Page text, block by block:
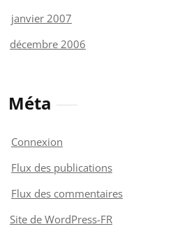
janvier 2007
décembre 2006
Méta
Connexion
Flux des publications
Flux des commentaires
Site de WordPress-FR